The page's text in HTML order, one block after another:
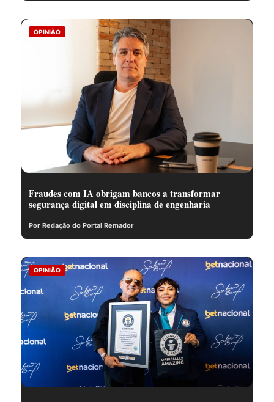
OPINIÃO
Fraudes com IA obrigam bancos a transformar
segurança digital em disciplina de engenharia
Por Redação do Portal Remador
OPINIÃO